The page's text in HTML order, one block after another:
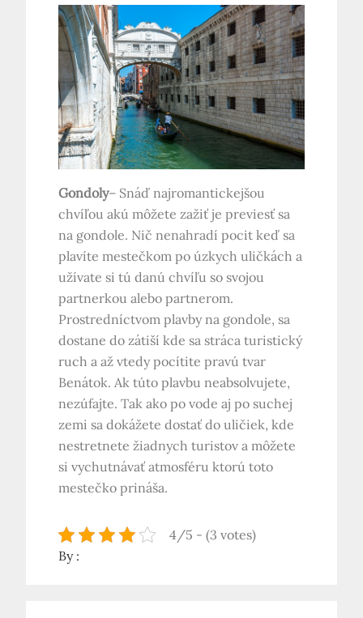
Gondoly– Snáď najromantickejšou
chvíľou akú môžete zažiť je previesť sa
na gondole. Nič nenahradí pocit keď sa
plavíte mestečkom po úzkych uličkách a
užívate si tú danú chvíľu so svojou
partnerkou alebo partnerom.
Prostredníctvom plavby na gondole, sa
dostane do zátiší kde sa stráca turistický
ruch a až vtedy pocítite pravú tvar
Benátok. Ak túto plavbu neabsolvujete,
nezúfajte. Tak ako po vode aj po suchej
zemi sa dokážete dostať do uličiek, kde
nestretnete žiadnych turistov a môžete
si vychutnávať atmosféru ktorú toto
mestečko prináša.
4/5 - (3 votes)
By :